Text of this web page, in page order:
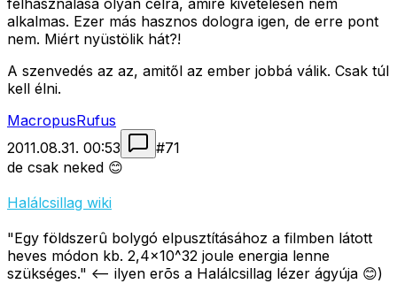
felhasználása olyan célra, amire kivételesen nem
alkalmas. Ezer más hasznos dologra igen, de erre pont
nem. Miért nyüstölik hát?!
A szenvedés az az, amitől az ember jobbá válik. Csak túl
kell élni.
MacropusRufus
2011.08.31. 00:53
#71
de csak neked 😊
Halálcsillag wiki
"Egy földszerû bolygó elpusztításához a filmben látott
heves módon kb. 2,4×10^32 joule energia lenne
szükséges." <-- ilyen erõs a Halálcsillag lézer ágyúja 😊)